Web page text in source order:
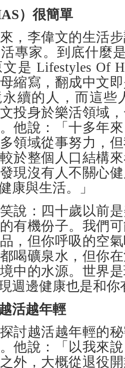
）很簡單
，李偉文的生活
專家。到底什麼
是 Lifestyles Of
縮寫，翻成中文
續的人，而這些
投身於樂活領域
他說：「十多年
領域從事努力，
於整個人口結構
現沒有人不關心
康與生活。」
笑說：四十歲以前
有機份子。我們
，但你呼吸的空
喝礦泉水，但你
中的水源。世界
週邊健康也是和你
活越年輕
討越活越年輕的
他說：「以我來
外，大概從退役